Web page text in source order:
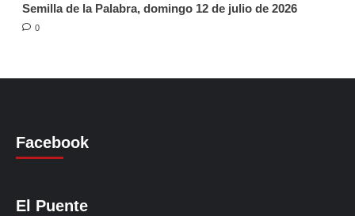
Semilla de la Palabra, domingo 12 de julio de 2026
0
Facebook
El Puente